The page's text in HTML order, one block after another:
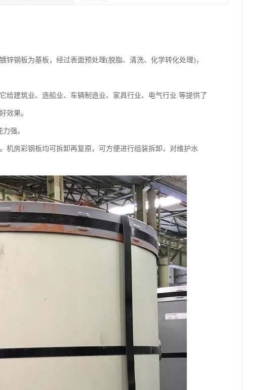
钢板为基板，经过表面预处理(脱脂、清洗、化学转化处理)，
给建筑业、造船业、车辆制造业、家具行业、电气行业 等提供了
效果。
强。
机房彩钢板均可拆卸再复原，可方便进行组装拆卸，对维护水